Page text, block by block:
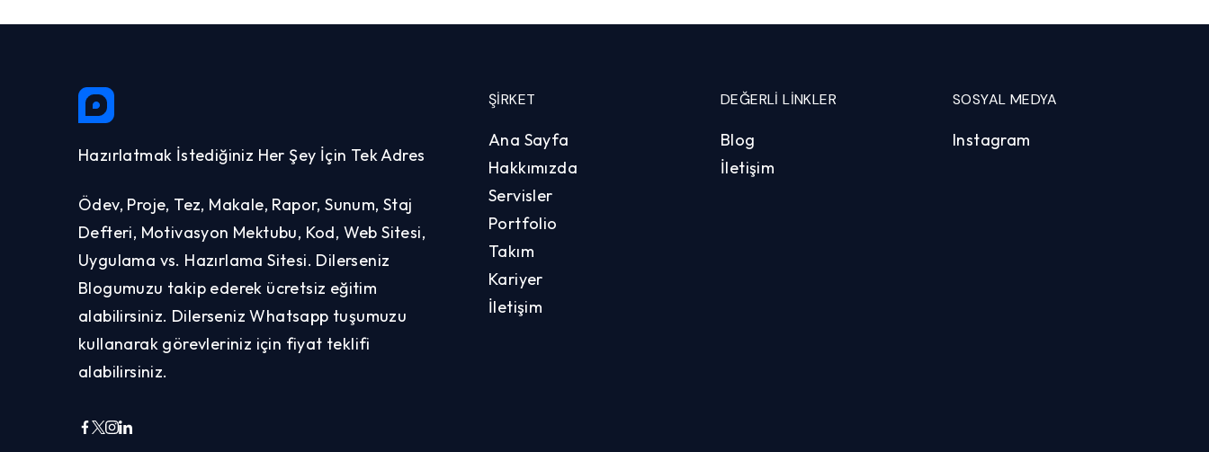
Hazırlatmak İstediğiniz Her Şey İçin Tek Adres
Ödev, Proje, Tez, Makale, Rapor, Sunum, Staj
Defteri, Motivasyon Mektubu, Kod, Web Sitesi,
Uygulama vs. Hazırlama Sitesi. Dilerseniz
Blogumuzu takip ederek ücretsiz eğitim
alabilirsiniz. Dilerseniz Whatsapp tuşumuzu
kullanarak görevleriniz için fiyat teklifi
alabilirsiniz.
ŞIRKET
Ana Sayfa
Hakkımızda
Servisler
Portfolio
Takım
Kariyer
İletişim
DEĞERLI LINKLER
Blog
İletişim
SOSYAL MEDYA
Instagram